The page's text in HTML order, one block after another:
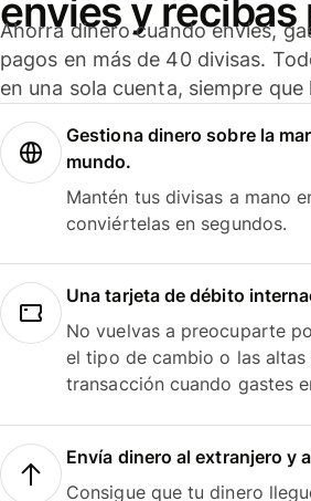
envíes y recibas
Ahorra dinero cuando envíes,
pagos en más de 40 divisas.
en una sola cuenta, siempre que
Gestiona dinero sobre la
mundo.
Mantén tus divisas a mano
conviértelas en segundos.
Una tarjeta de débito
No vuelvas a preocuparte
el tipo de cambio o las
transacción cuando gastes
Envía dinero al extranjero y
Consigue que tu dinero